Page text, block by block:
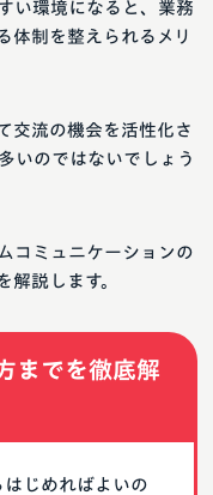
コミュニケーションの
解説します。
交流の機会を活性化さ
いのではないでしょう
い環境になると、業務
体制を整えられるメリ
までを徹底解
じめればよいの